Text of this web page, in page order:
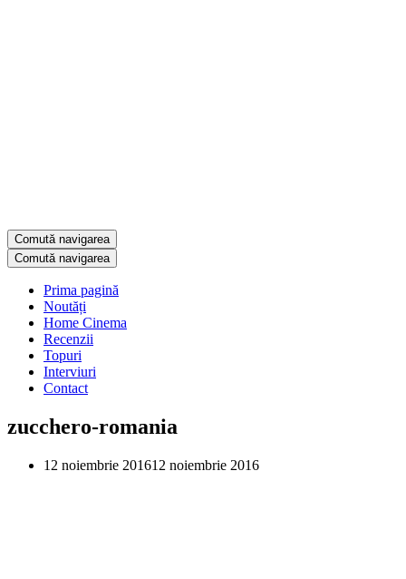
Comută navigarea
Comută navigarea
Prima pagină
Noutăți
Home Cinema
Recenzii
Topuri
Interviuri
Contact
zucchero-romania
12 noiembrie 201612 noiembrie 2016